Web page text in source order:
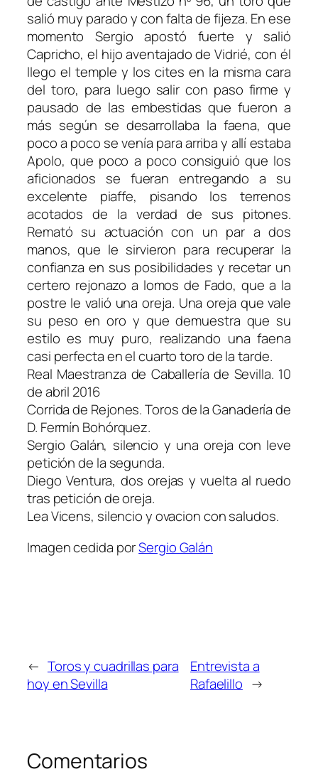
salió muy parado y con falta de fijeza. En ese
momento Sergio apostó fuerte y salió
Capricho, el hijo aventajado de Vidrié, con él
llego el temple y los cites en la misma cara
del toro, para luego salir con paso firme y
pausado de las embestidas que fueron a
más según se desarrollaba la faena, que
poco a poco se venía para arriba y allí estaba
Apolo, que poco a poco consiguió que los
aficionados se fueran entregando a su
excelente piaffe, pisando los terrenos
acotados de la verdad de sus pitones.
Remató su actuación con un par a dos
manos, que le sirvieron para recuperar la
confianza en sus posibilidades y recetar un
certero rejonazo a lomos de Fado, que a la
postre le valió una oreja. Una oreja que vale
su peso en oro y que demuestra que su
estilo es muy puro, realizando una faena
casi perfecta en el cuarto toro de la tarde.
Real Maestranza de Caballería de Sevilla. 10
de abril 2016
Corrida de Rejones. Toros de la Ganadería de
D. Fermín Bohórquez.
Sergio Galán, silencio y una oreja con leve
petición de la segunda.
Diego Ventura, dos orejas y vuelta al ruedo
tras petición de oreja.
Lea Vicens, silencio y ovacion con saludos.
Imagen cedida porSergio Galán
← Toros y cuadrillas para
hoy en Sevilla
Entrevista a
Rafaelillo →
Comentarios